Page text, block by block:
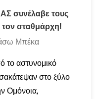
συνέλαβε τους
τον σταθμάρχη!
Μπέκα
το αστυνομικό
στο ξύλο
Ομόνοια,